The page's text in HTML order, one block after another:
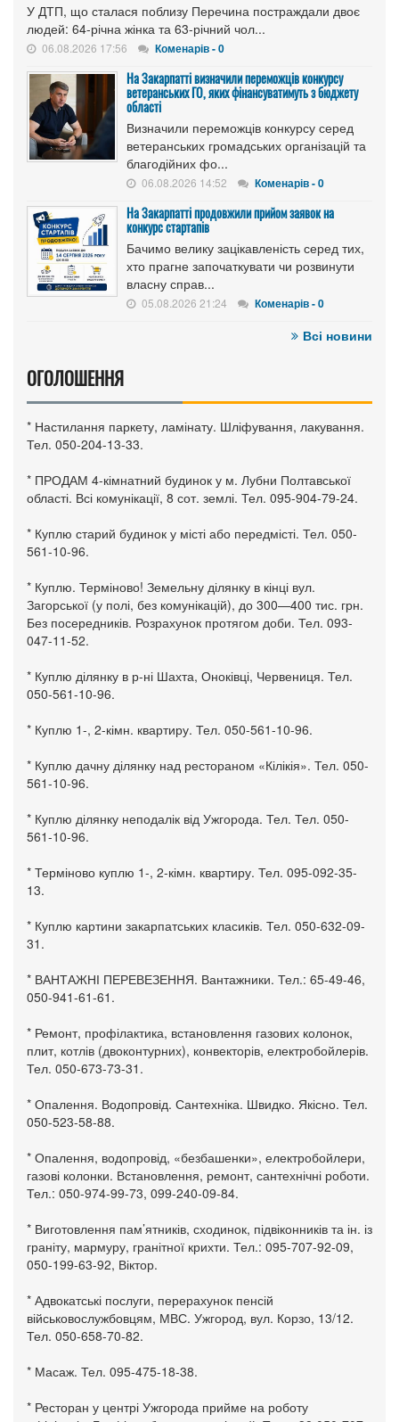
У ДТП, що сталася поблизу Перечина постраждали двоє
людей: 64-річна жінка та 63-річний чол...
06.08.2026 17:56 Коменарів - 0
На Закарпатті визначили переможців конкурсу
ветеранських ГО, яких фінансуватимуть з бюджету
області
Визначили переможців конкурсу серед
ветеранських громадських організацій та
благодійних фо...
06.08.2026 14:52 Коменарів - 0
На Закарпатті продовжили прийом заявок на
конкурс стартапів
Бачимо велику зацікавленість серед тих,
хто прагне започаткувати чи розвинути
власну справ...
05.08.2026 21:24 Коменарів - 0
Всі новини
ОГОЛОШЕННЯ
* Настилання паркету, ламінату. Шліфування, лакування.
Тел. 050-204-13-33.
* ПРОДАМ 4-кімнатний будинок у м. Лубни Полтавської
області. Всі комунікації, 8 сот. землі. Тел. 095-904-79-24.
* Куплю старий будинок у місті або передмісті. Тел. 050-
561-10-96.
* Куплю. Терміново! Земельну ділянку в кінці вул.
Загорської (у полі, без комунікацій), до 300—400 тис. грн.
Без посередників. Розрахунок протягом доби. Тел. 093-
047-11-52.
* Куплю ділянку в р-ні Шахта, Оноківці, Червениця. Тел.
050-561-10-96.
* Куплю 1-, 2-кімн. квартиру. Тел. 050-561-10-96.
* Куплю дачну ділянку над рестораном «Кілікія». Тел. 050-
561-10-96.
* Куплю ділянку неподалік від Ужгорода. Тел. Тел. 050-
561-10-96.
* Терміново куплю 1-, 2-кімн. квартиру. Тел. 095-092-35-
13.
* Куплю картини закарпатських класиків. Тел. 050-632-09-
31.
* ВАНТАЖНІ ПЕРЕВЕЗЕННЯ. Вантажники. Тел.: 65-49-46,
050-941-61-61.
* Ремонт, профілактика, встановлення газових колонок,
плит, котлів (двоконтурних), конвекторів, електробойлерів.
Тел. 050-673-73-31.
* Опалення. Водопровід. Сантехніка. Швидко. Якісно. Тел.
050-523-58-88.
* Опалення, водопровід, «безбашенки», електробойлери,
газові колонки. Встановлення, ремонт, сантехнічні роботи.
Тел.: 050-974-99-73, 099-240-09-84.
* Виготовлення пам’ятників, сходинок, підвіконників та ін. із
граніту, мармуру, гранітної крихти. Тел.: 095-707-92-09,
050-199-63-92, Віктор.
* Адвокатські послуги, перерахунок пенсій
військовослужбовцям, МВС. Ужгород, вул. Корзо, 13/12.
Тел. 050-658-70-82.
* Масаж. Тел. 095-475-18-38.
* Ресторан у центрі Ужгорода прийме на роботу